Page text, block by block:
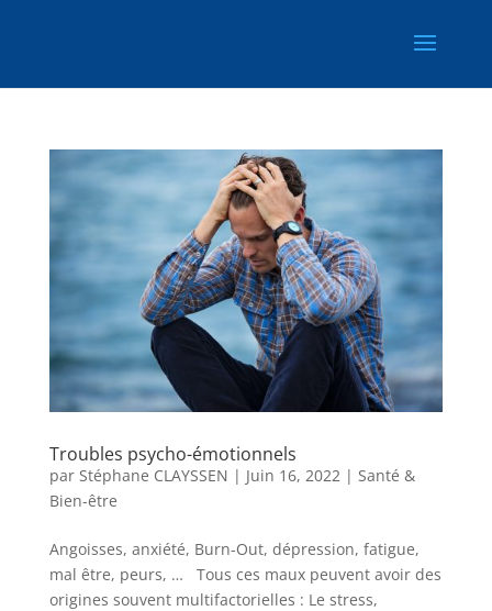
Troubles psycho-émotionnels
par Stéphane CLAYSSEN | Juin 16, 2022| Santé &
Bien-être
Angoisses, anxiété, Burn-Out, dépression, fatigue,
mal être, peurs, … Tous ces maux peuvent avoir des
origines souvent multifactorielles : Le stress,